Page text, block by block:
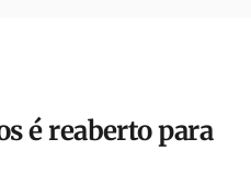
é reaberto para